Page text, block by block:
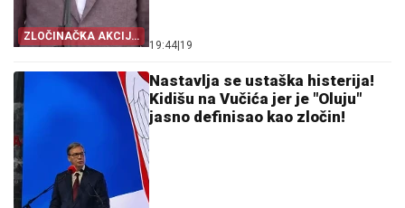
ZLOČINAČKA AKCIJA
"OLUJA"
19:44 19
Nastavlja se ustaška histerija!
Kidišu na Vučića jer je "Oluju"
jasno definisao kao zločin!